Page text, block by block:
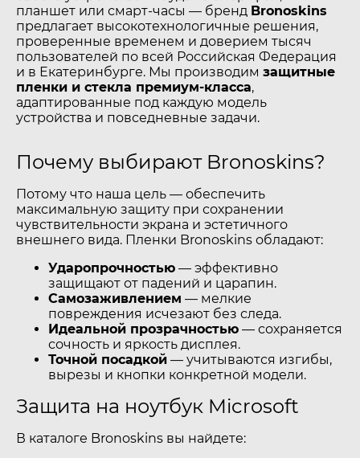
планшет или смарт-часы — бренд Bronoskins
предлагает высокотехнологичные решения,
проверенные временем и доверием тысяч
пользователей по всей Российская Федерация
и в Екатеринбурге. Мы производим защитные
пленки и стекла премиум-класса,
адаптированные под каждую модель
устройства и повседневные задачи.
Почему выбирают Bronoskins?
Потому что наша цель — обеспечить
максимальную защиту при сохранении
чувствительности экрана и эстетичного
внешнего вида. Пленки Bronoskins обладают:
Ударопрочностью — эффективно
защищают от падений и царапин.
Самозаживлением — мелкие
повреждения исчезают без следа.
Идеальной прозрачностью — сохраняется
сочность и яркость дисплея.
Точной посадкой — учитываются изгибы,
вырезы и кнопки конкретной модели.
Защита на ноутбук Microsoft
В каталоге Bronoskins вы найдете: